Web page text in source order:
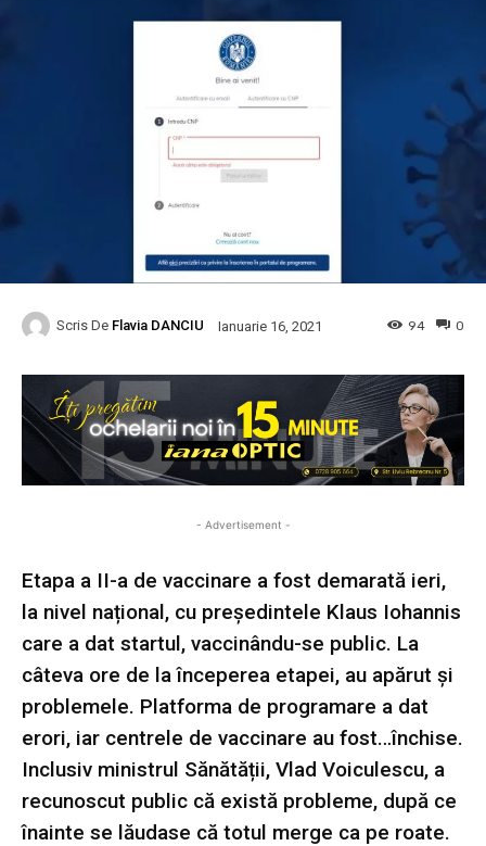
Scris De Flavia DANCIU Ianuarie 16, 2021 0
94
- Advertisement -
Etapa a II-a de vaccinare a fost demarată ieri,
la nivel național, cu președintele Klaus Iohannis
care a dat startul, vaccinându-se public. La
câteva ore de la începerea etapei, au apărut și
problemele. Platforma de programare a dat
erori, iar centrele de vaccinare au fost…închise.
Inclusiv ministrul Sănătății, Vlad Voiculescu, a
recunoscut public că există probleme, după ce
înainte se lăudase că totul merge ca pe roate.